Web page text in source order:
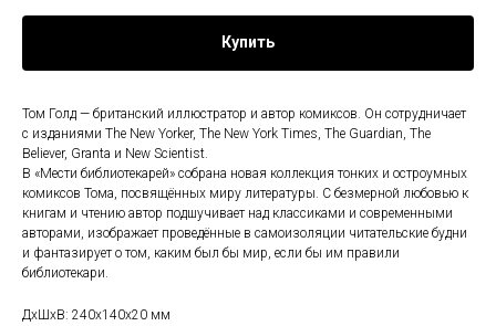
Купить
Том Голд — британский иллюстратор и автор комиксов. Он сотрудничает
с изданиями The New Yorker, The New York Times, The Guardian, The
Believer, Granta и New Scientist.
В «Мести библиотекарей» собрана новая коллекция тонких и остроумных
комиксов Тома, посвящённых миру литературы. С безмерной любовью к
книгам и чтению автор подшучивает над классиками и современными
авторами, изображает проведённые в самоизоляции читательские будни
и фантазирует о том, каким был бы мир, если бы им правили
библиотекари.
ДxШxВ: 240x140x20 мм